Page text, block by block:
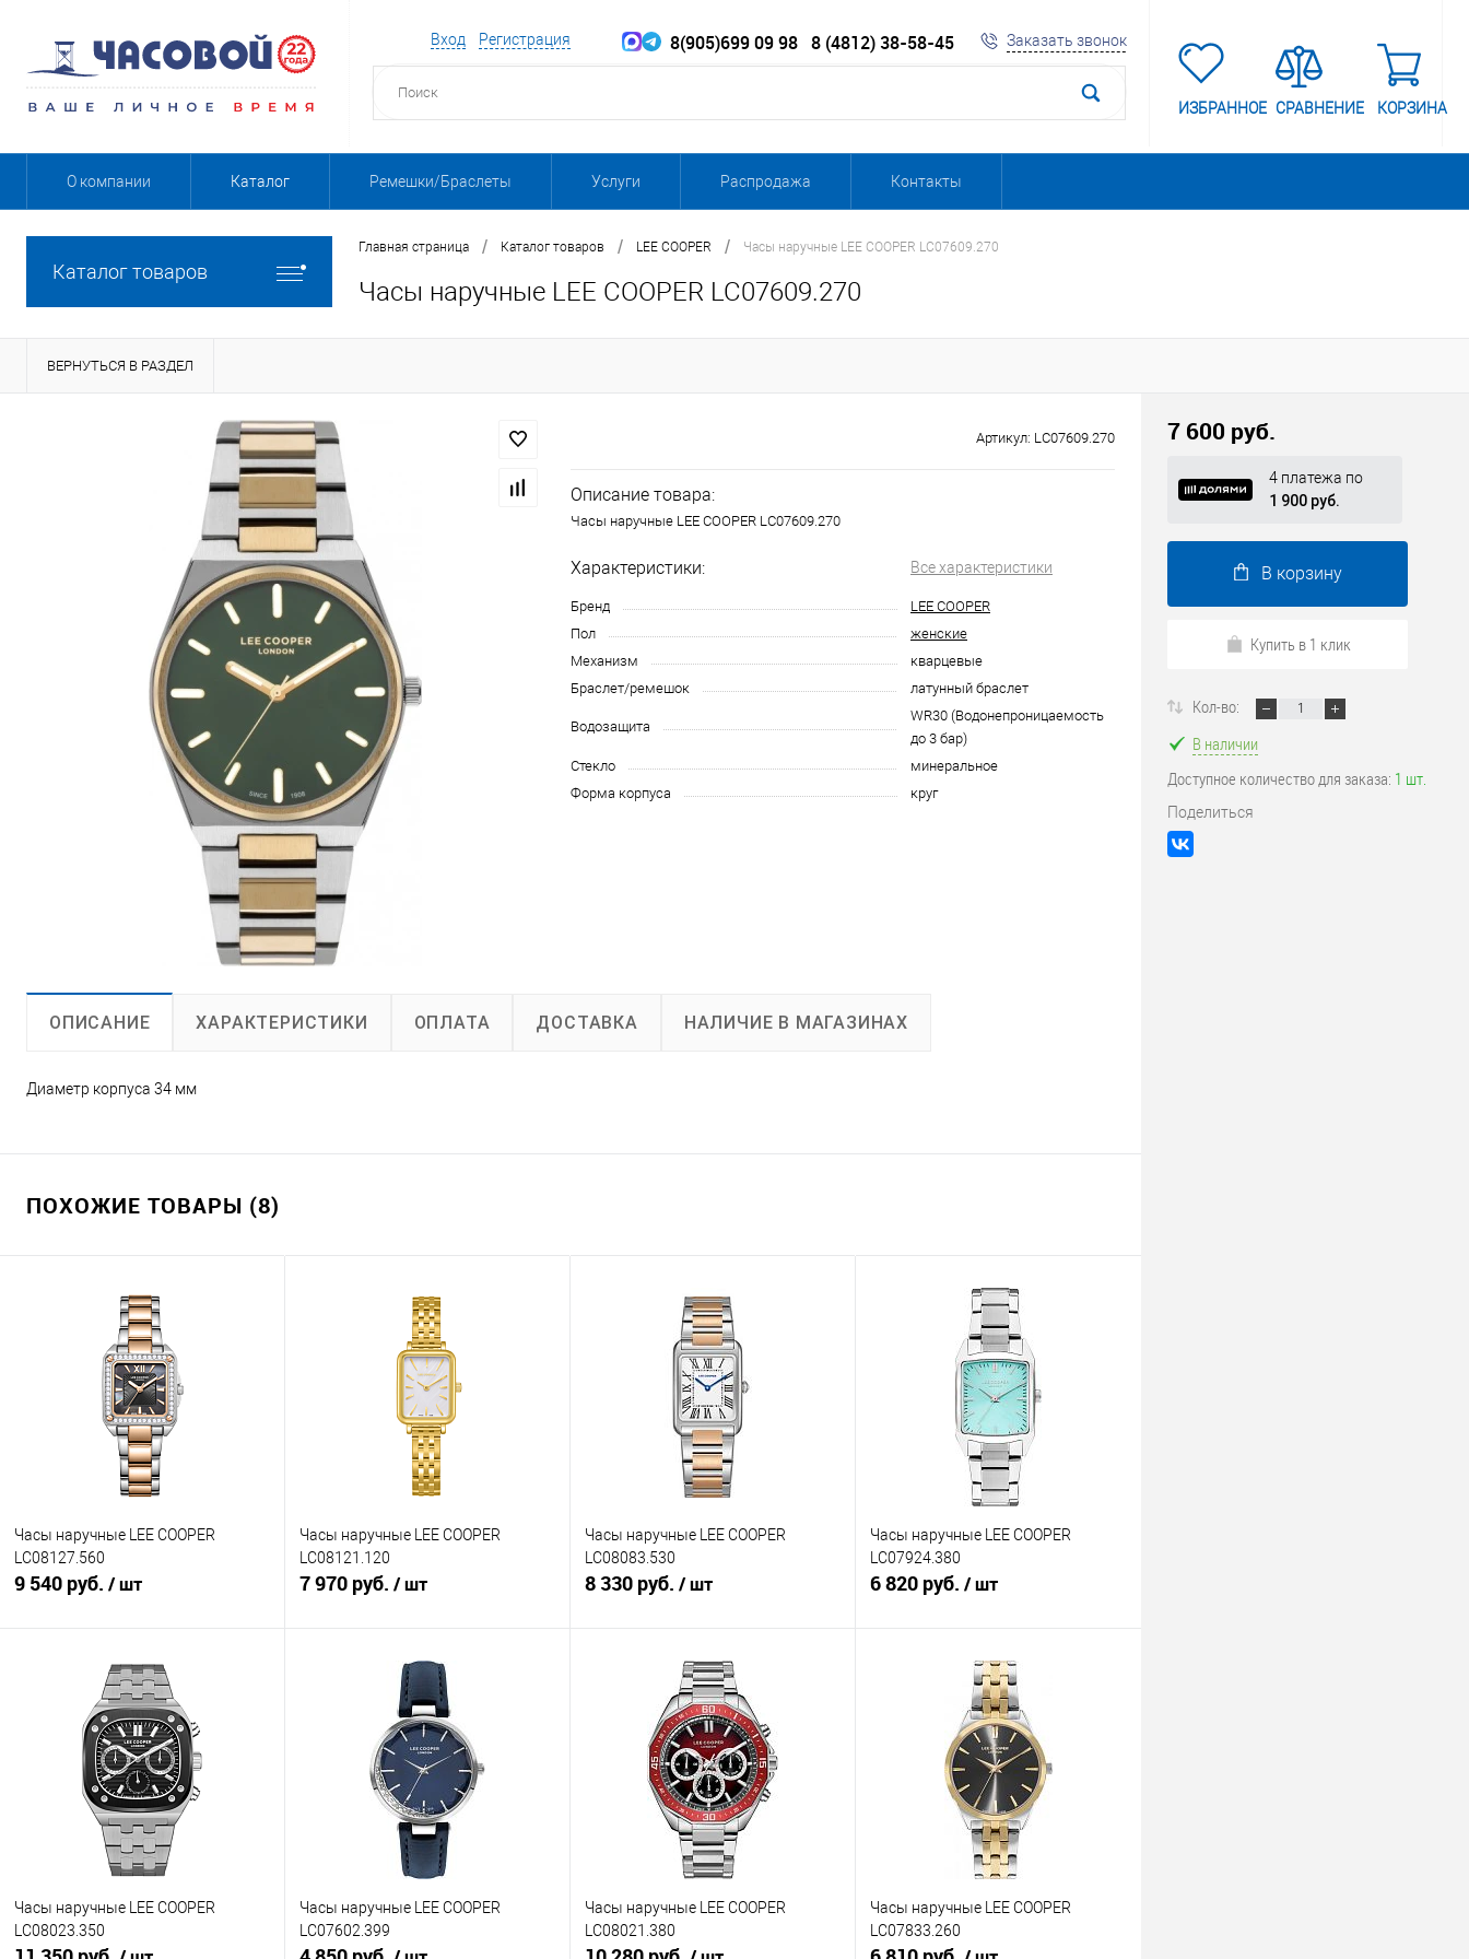
Вход Регистрация 8(905)699 09 98 8 (4812) 38-58-45 Заказать звонок
ИЗБРАННОЕ СРАВНЕНИЕ КОРЗИНА
О компании Каталог Ремешки/Браслеты Услуги Распродажа Контакты
Каталог товаров
Главная страница / Каталог товаров / LEE COOPER / Часы наручные LEE COOPER LC07609.270
Часы наручные LEE COOPER LC07609.270
ВЕРНУТЬСЯ В РАЗДЕЛ
Артикул: LC07609.270
Описание товара:
Часы наручные LEE COOPER LC07609.270
Характеристики: Все характеристики
Бренд
LEE COOPER
Пол
женские
Механизм
кварцевые
Браслет/ремешок
латунный браслет
Водозащита
WR30 (Водонепроницаемость
до 3 бар)
Стекло
минеральное
Форма корпуса
круг
ОПИСАНИЕ ХАРАКТЕРИСТИКИ ОПЛАТА ДОСТАВКА НАЛИЧИЕ В МАГАЗИНАХ
Диаметр корпуса 34 мм
ПОХОЖИЕ ТОВАРЫ (8)
Часы наручные LEE COOPER
LC08127.560
9 540 руб. / шт
В корзину
Купить в 1 клик
К сравнению
В избранное
В наличии
Часы наручные LEE COOPER
LC08121.120
7 970 руб. / шт
В корзину
Купить в 1 клик
К сравнению
В избранное
В наличии
Часы наручные LEE COOPER
LC08083.530
8 330 руб. / шт
В корзину
Купить в 1 клик
К сравнению
В избранное
В наличии
Часы наручные LEE COOPER
LC07924.380
6 820 руб. / шт
В корзину
Купить в 1 клик
В избранное
В наличии
Часы наручные LEE COOPER
LC08023.350
Часы наручные LEE COOPER
LC07602.399
Часы наручные LEE COOPER
LC08021.380
Часы наручные LEE COOPER
LC07833.260
7 600 руб.
4 платежа по
1 900 руб.
В корзину
Купить в 1 клик
Кол-во:
В наличии
Доступное количество для заказа: 1 шт.
Поделиться